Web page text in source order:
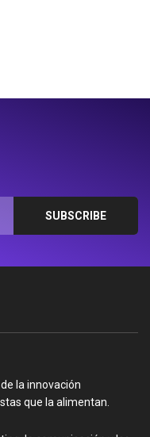
la innovación
que la alimentan.